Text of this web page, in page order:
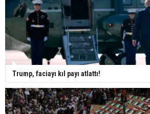
Trump, faciayı kıl payı atlattı!